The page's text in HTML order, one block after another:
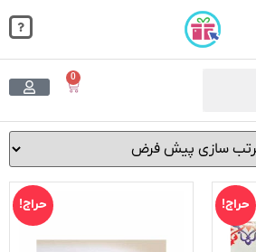
0
حراج! حراج!